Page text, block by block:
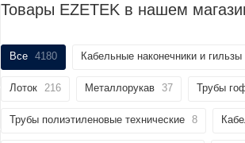
Товары EZETEK в нашем
Все 4180 Кабельные наконечники и гильзы
Лоток 216 Металлорукав 37 Трубы
Трубы полиэтиленовые технические 8